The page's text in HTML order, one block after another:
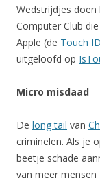
Wedstrijdjes doen
Computer Club
Apple (de Touch ID
uitgeloofd op
Micro misdaad
De long tail van
criminelen. Als je
beetje schade
van meer